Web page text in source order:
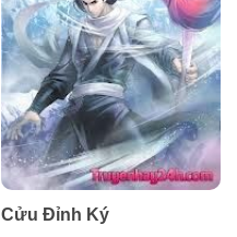
Cửu Đỉnh Ký